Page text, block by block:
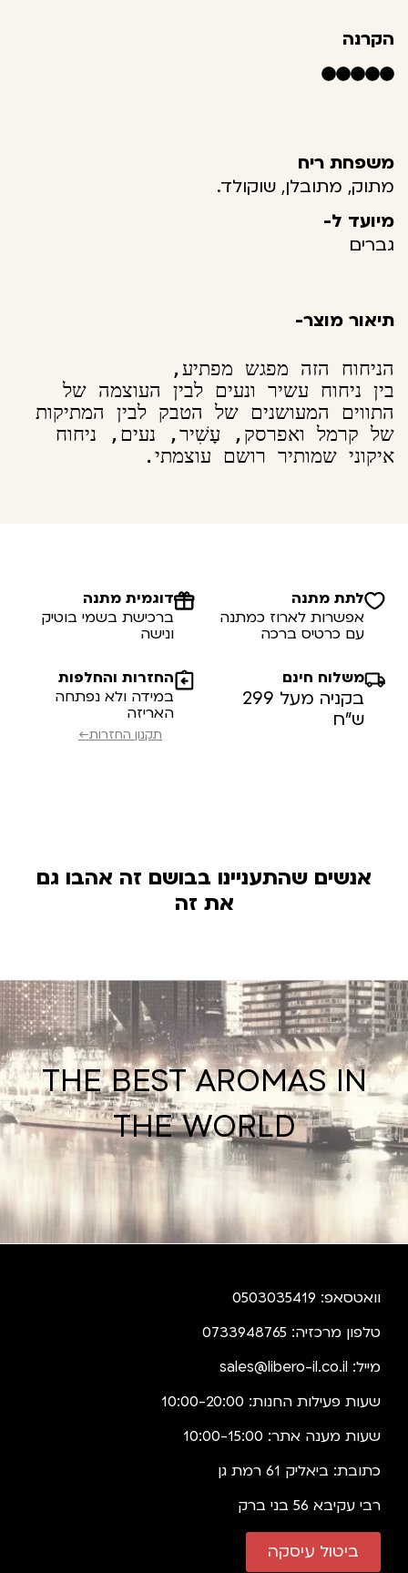
הקרנה
משפחת ריח
מתוק, מתובלן, שוקולד.
מיועד ל-
גברים
תיאור מוצר-
איקוני שמותיר רושם עוצמתי.
לתת מתנה
אפשרות לארוז כמתנה
עם כרטיס ברכה
דוגמית מתנה
ברכישת בשמי בוטיק
ונישה
משלוח חינם
בקניה מעל 299
ש”ח
החזרות והחלפות
במידה ולא נפתחה
האריזה
תקנון החזרות←
אנשים שהתעניינו בבושם זה אהבו גם
את זה
THE BEST AROMAS IN
THE WORLD
וואטסאפ: 0503035419
טלפון מרכזיה: 0733948765
מייל: sales@libero-il.co.il
שעות פעילות החנות: 10:00-20:00
שעות מענה אתר: 10:00-15:00
כתובת: ביאליק 61 רמת גן
רבי עקיבא 56 בני ברק
ביטול עיסקה